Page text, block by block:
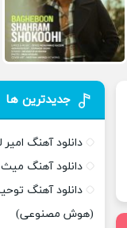
جدیدترین ها
دانلود آهنگ امیر
دانلود آهنگ
دانلود آهنگ
(هوش مصنوعی)